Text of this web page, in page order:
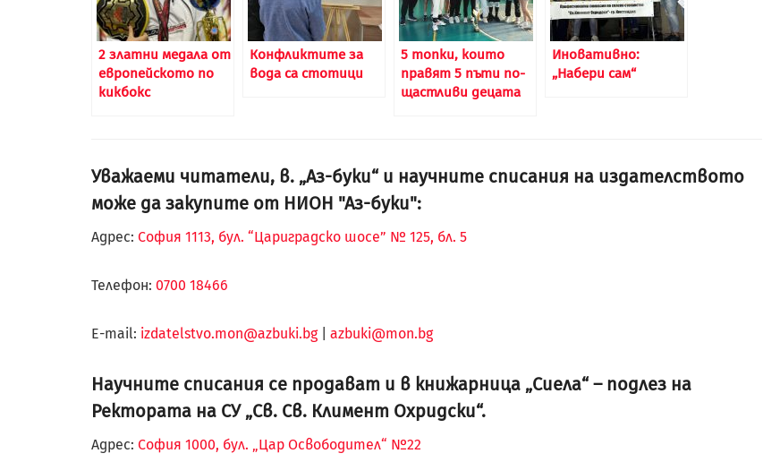
2 златни медала от
европейското по
кикбокс
Конфликтите за
вода са стотици
5 топки, които
правят 5 пъти по-
щастливи децата
Иновативно:
„Набери сам“
Уважаеми читатели, в. „Аз-буки“ и научните списания на издателството
може да закупите от НИОН "Аз-буки":
Адрес: София 1113, бул. “Цариградско шосе” № 125, бл. 5
Телефон: 0700 18466
Е-mail: izdatelstvo.mon@azbuki.bg| azbuki@mon.bg
Научните списания се продават и в книжарница „Сиела“ – подлез на
Ректората на СУ „Св. Св. Климент Охридски“.
Адрес: София 1000, бул. „Цар Освободител“ №22